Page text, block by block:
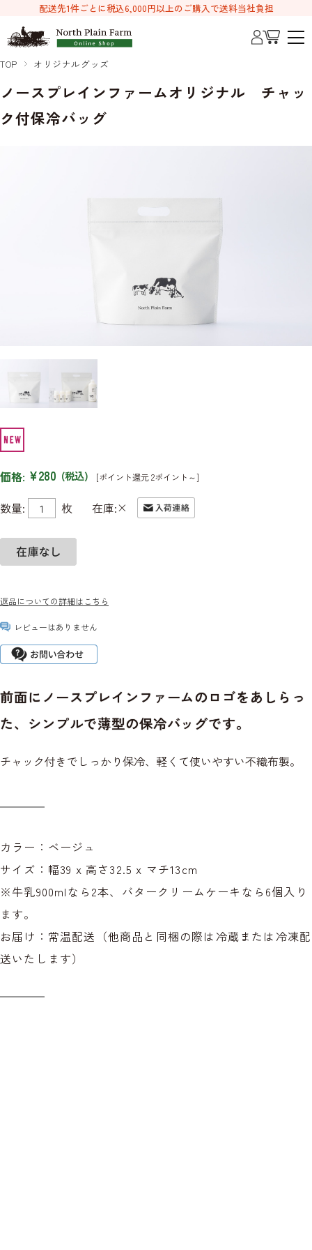
配送先1件ごとに税込6,000円以上のご購入で送料当社負担
TOP オリジナルグッズ
ノースプレインファームオリジナル チャッ
ク付保冷バッグ
価格: ¥280 (税込) [ポイント還元 2ポイント～]
数量: 枚 在庫:×
返品についての詳細はこちら
レビューはありません
前面にノースプレインファームのロゴをあしらっ
た、シンプルで薄型の保冷バッグです。
チャック付きでしっかり保冷、軽くて使いやすい不織布製。
カラー：ベージュ
サイズ：幅39 x 高さ32.5 x マチ13cm
※牛乳900mlなら2本、バタークリームケーキなら6個入り
ます。
お届け：常温配送（他商品と同梱の際は冷蔵または冷凍配
送いたします）